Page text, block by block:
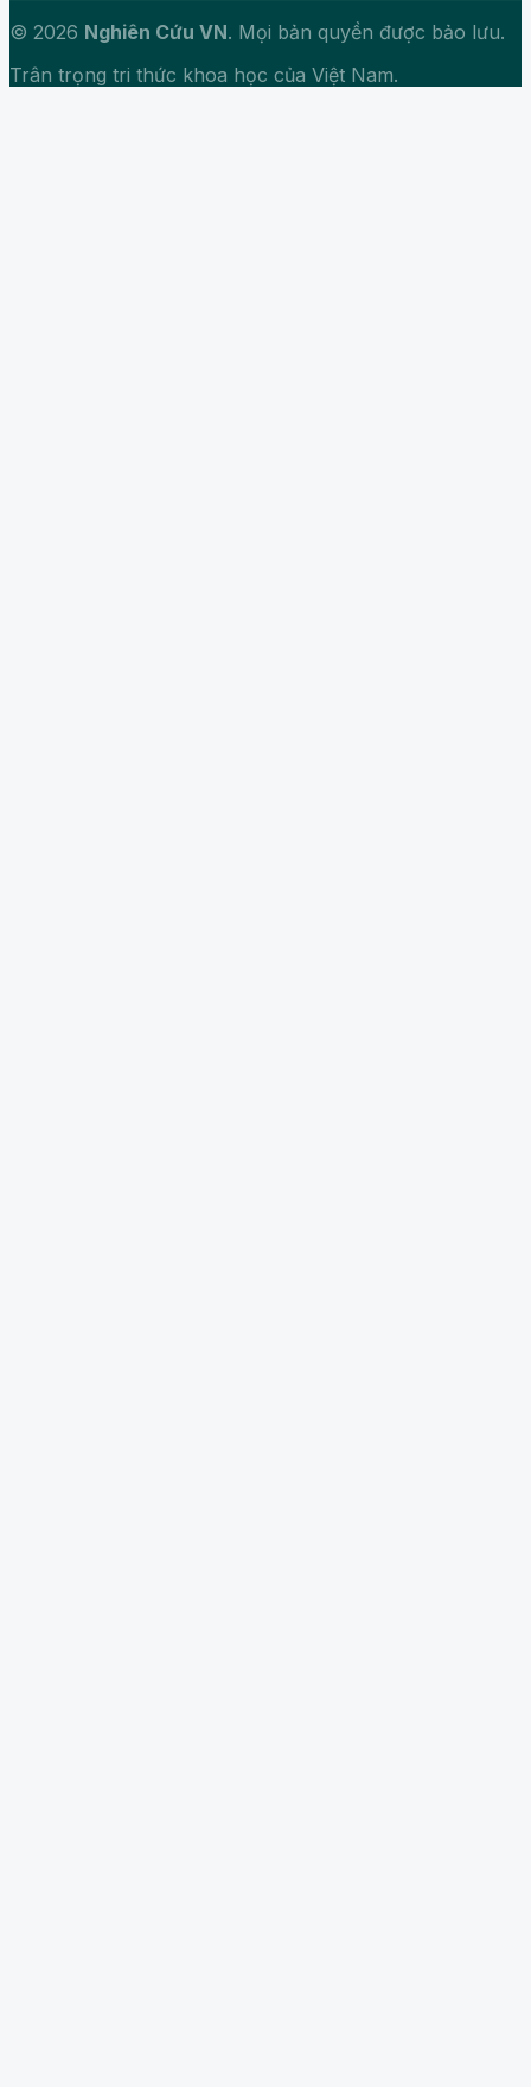
© 2026 Nghiên Cứu VN. Mọi bản quyền được bảo lưu.
Trân trọng tri thức khoa học của Việt Nam.